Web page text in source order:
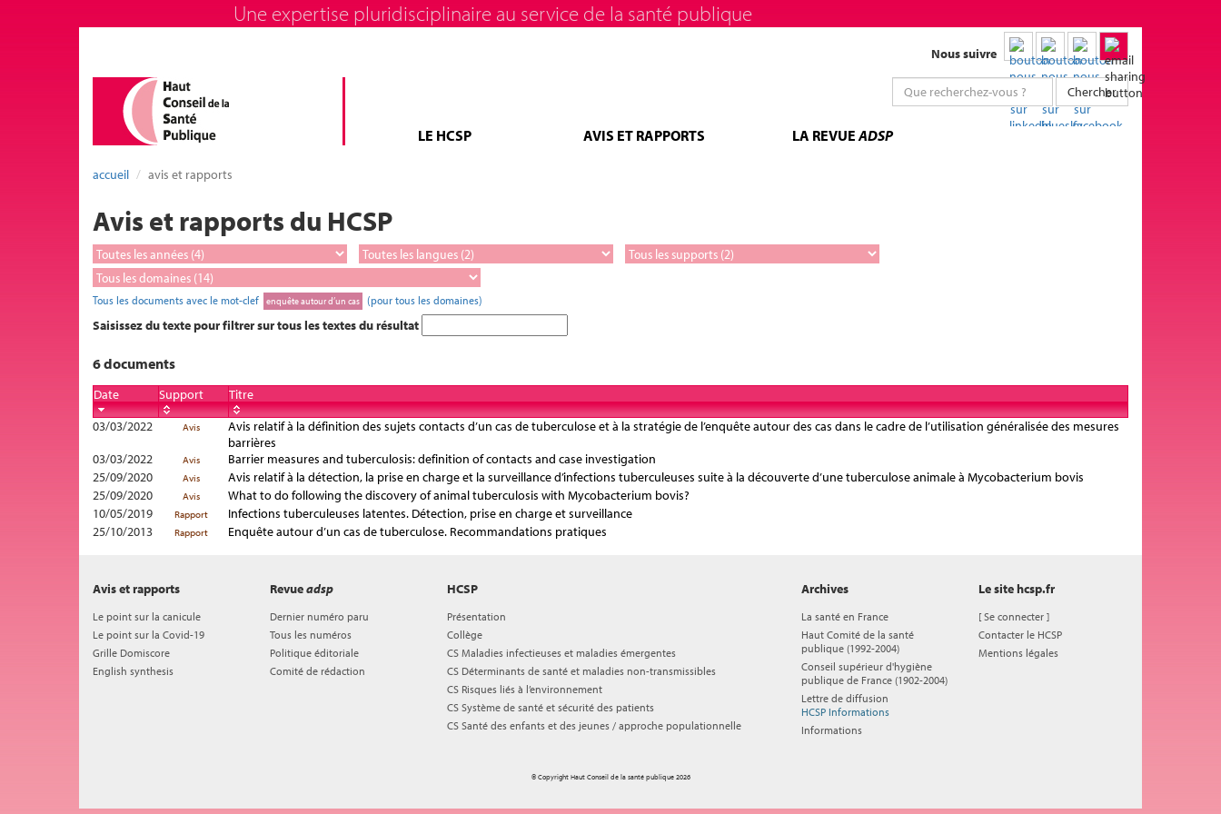
Une expertise pluridisciplinaire au service de la santé publique
Nous suivre
Chercher
LE HCSP AVIS ET RAPPORTS LA REVUEADSP
accueil avis et rapports
Avis et rapports du HCSP
Tous les documents avec le mot-clef enquête autour d’un cas (pour tous les domaines)
Saisissez du texte pour filtrer sur tous les textes du résultat
6 documents
Date Support
Titre
03/03/2022
Avis
Avis relatif à la définition des sujets contacts d’un cas de tuberculose et à la stratégie de l’enquête autour des cas dans le cadre de l’utilisation généralisée des mesures
barrières
03/03/2022
Avis
Barrier measures and tuberculosis: definition of contacts and case investigation
25/09/2020
Avis
Avis relatif à la détection, la prise en charge et la surveillance d’infections tuberculeuses suite à la découverte d’une tuberculose animale à Mycobacterium bovis
25/09/2020
Avis
What to do following the discovery of animal tuberculosis with Mycobacterium bovis?
10/05/2019
Rapport
Infections tuberculeuses latentes. Détection, prise en charge et surveillance
25/10/2013
Rapport Enquête autour d’un cas de tuberculose. Recommandations pratiques
HCSP
Présentation
Collège
CS Maladies infectieuses et maladies émergentes
CS Déterminants de santé et maladies non-transmissibles
CS Risques liés à l’environnement
CS Système de santé et sécurité des patients
CS Santé des enfants et des jeunes / approche populationnelle
Avis et rapports
Le point sur la canicule
Le point sur la Covid-19
Grille Domiscore
English synthesis
Revueadsp
Dernier numéro paru
Tous les numéros
Politique éditoriale
Comité de rédaction
Archives
La santé en France
Haut Comité de la santé
publique (1992-2004)
Conseil supérieur d'hygiène
publique de France (1902-2004)
Lettre de diffusion
HCSP Informations
Informations
Le site hcsp.fr
[Se connecter ]
Contacter le HCSP
Mentions légales
© Copyright Haut Conseil de la santé publique 2026